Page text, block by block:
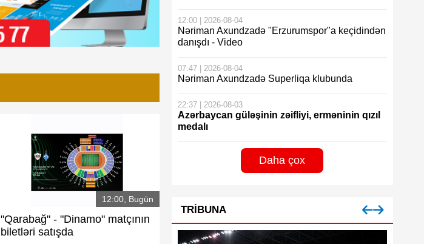
12:00, Bugün
"Qarabağ" - "Dinamo" matçının
biletləri satışda
12:00 | 2026-08-04
Nəriman Axundzadə "Erzurumspor"a keçidindən
danışdı - Video
07:47 | 2026-08-04
Nəriman Axundzadə Superliqa klubunda
22:37 | 2026-08-03
Azərbaycan güləşinin zəifliyi, erməninin qızıl
medalı
Daha çox
TRIBUNA